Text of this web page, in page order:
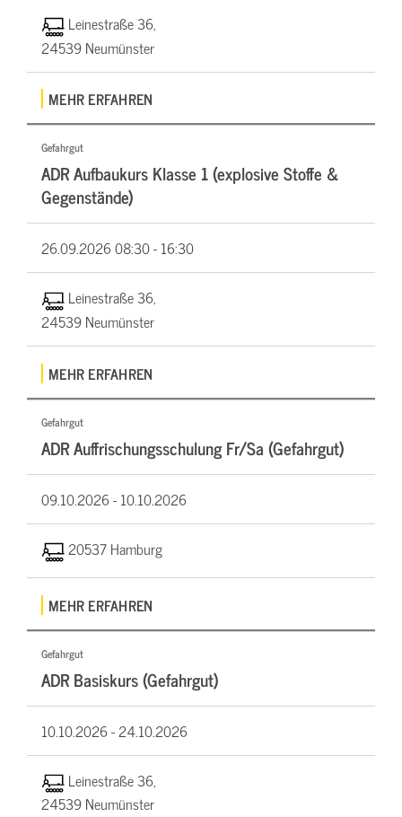
Leinestraße 36,
24539 Neumünster
MEHR ERFAHREN
Gefahrgut
ADR Aufbaukurs Klasse 1 (explosive Stoffe &
Gegenstände)
26.09.202608:30 - 16:30
Leinestraße 36,
24539 Neumünster
MEHR ERFAHREN
Gefahrgut
ADR Auffrischungsschulung Fr/Sa (Gefahrgut)
09.10.2026 -10.10.2026
20537 Hamburg
MEHR ERFAHREN
Gefahrgut
ADR Basiskurs (Gefahrgut)
10.10.2026 -24.10.2026
Leinestraße 36,
24539 Neumünster